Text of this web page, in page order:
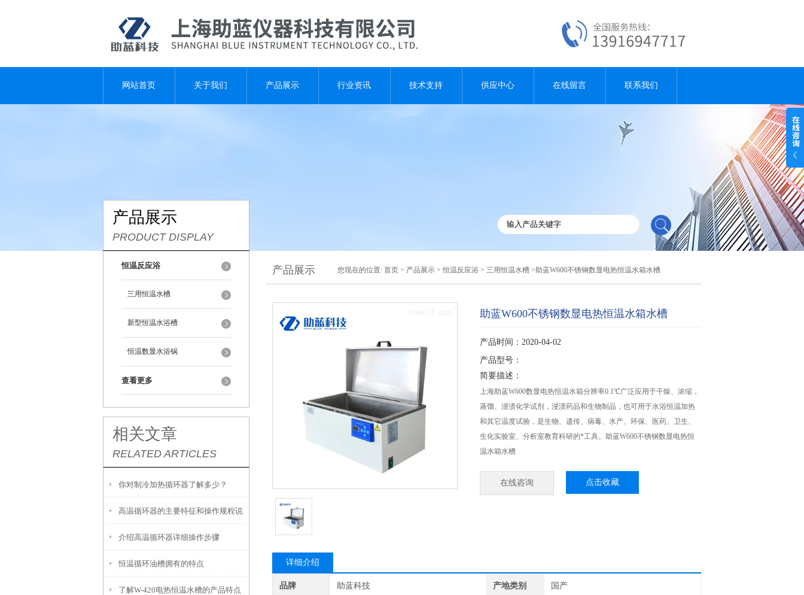
网站首页 关于我们 产品展示 行业资讯 技术支持 供应中心 在线留言 联系我们
产品展示
PRODUCT DISPLAY
恒温反应浴
三用恒温水槽
新型恒温水浴槽
恒温数显水浴锅
查看更多
相关文章
RELATED ARTICLES
你对制冷加热循环器了解多少？
高温循环器的主要特征和操作规程说
明
介绍高温循环器详细操作步骤
恒温循环油槽拥有的特点
了解W-420电热恒温水槽的产品特点
产品展示 您现在的位置: 首页 > 产品展示 >恒温反应浴 > 三用恒温水槽 >助蓝W600不锈钢数显电热恒温水箱水槽
助蓝W600不锈钢数显电热恒温水箱水槽
产品时间：2020-04-02
产品型号：
简要描述：
上海助蓝W600数显电热恒温水箱分辨率0.1℃广泛应用于干燥、浓缩，
蒸馏、浸渍化学试剂，浸渍药品和生物制品，也可用于水浴恒温加热
和其它温度试验，是生物、遗传、病毒、水产、环保、医药、卫生、
生化实验室、分析室教育科研的*工具。助蓝W600不锈钢数显电热恒
温水箱水槽
在线咨询 点击收藏
详细介绍
品牌 助蓝科技 产地类别 国产